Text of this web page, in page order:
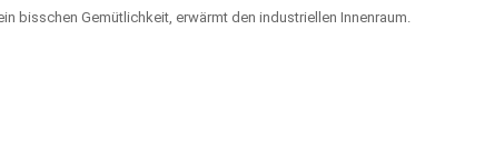
bisschen Gemütlichkeit, erwärmt den industriellen Innenraum.